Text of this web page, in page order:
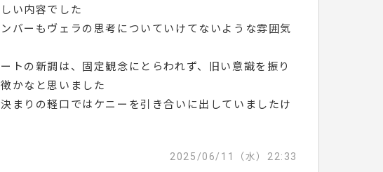
い内容でした
バーもヴェラの思考についていけてないような雰囲気
トの新調は、固定観念にとらわれず、旧い意識を振り
かなと思いました
まりの軽口ではケニーを引き合いに出していましたけ
2025/06/11（水）22:33